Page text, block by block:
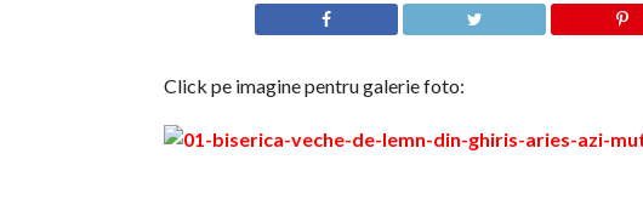
Click pe imagine pentru galerie foto: